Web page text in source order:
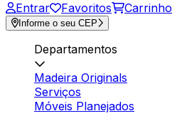
Entrar Favoritos Carrinho
Informe o seu CEP
Departamentos
Madeira Originals
Serviços
Móveis Planejados